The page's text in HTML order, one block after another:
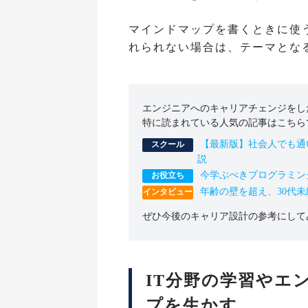
マインドマップを書くときに
れられない場合は、テーマと
エンジニアへのキャリアチェンジを
特に読まれている人気の記事はこちら
【最新版】社会人でも
説
今学ぶべきプログラミ
年齢の壁を超え、30代
ぜひ今後のキャリア設計の参考にし
IT分野の学習やエ